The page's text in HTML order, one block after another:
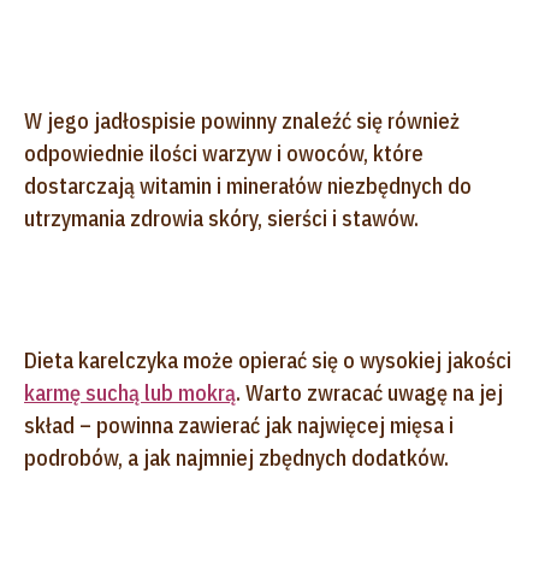
W jego jadłospisie powinny znaleźć się również
odpowiednie ilości warzyw i owoców, które
dostarczają witamin i minerałów niezbędnych do
utrzymania zdrowia skóry, sierści i stawów.
Dieta karelczyka może opierać się o wysokiej jakości
karmę suchą lub mokrą. Warto zwracać uwagę na jej
skład – powinna zawierać jak najwięcej mięsa i
podrobów, a jak najmniej zbędnych dodatków.